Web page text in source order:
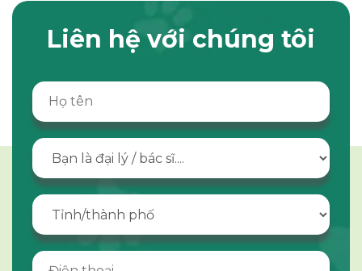
Liên hệ với chúng tôi